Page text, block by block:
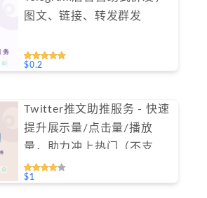
图文、链接、转发群发
$0.2
Twitter推文助推服务 - 快速
提升展示量/点击量/播放
量，助力冲上热门（不支持
免费测试）
$1